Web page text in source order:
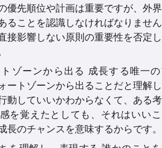
優先順位や計画は重要ですが、外
ることを認識しなければなりませ
接影響しない原則の重要性を否定
ゾーンから出る 成長する唯一
ートゾーンから出ることだと理解
動していいかわからなくて、ある
を覚えたとしても、それはいい
長のチャンスを意味するからです。